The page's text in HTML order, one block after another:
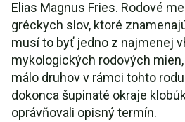
Elias Magnus Fries. Rodové
gréckych slov, ktoré
musí to byť jedno z najmenej
mykologických rodových
málo druhov v rámci tohto
dokonca šupinaté okraje
oprávňovali opisný termín.